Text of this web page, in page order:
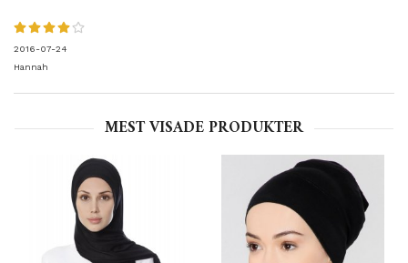
2016-07-24
Hannah
MEST VISADE PRODUKTER